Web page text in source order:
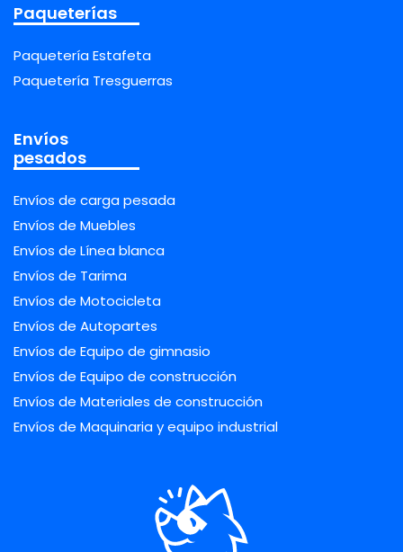
Paqueterías
Paquetería Estafeta
Paquetería Tresguerras
Envíos
pesados
Envíos de carga pesada
Envíos de Muebles
Envíos de Línea blanca
Envíos de Tarima
Envíos de Motocicleta
Envíos de Autopartes
Envíos de Equipo de gimnasio
Envíos de Equipo de construcción
Envíos de Materiales de construcción
Envíos de Maquinaria y equipo industrial